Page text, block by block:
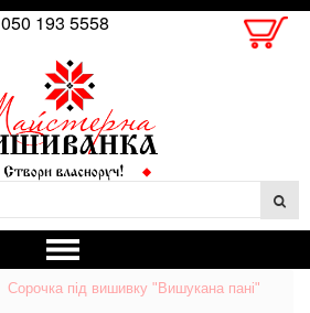
050 193 5558
Сорочка під вишивку "Вишукана пані"